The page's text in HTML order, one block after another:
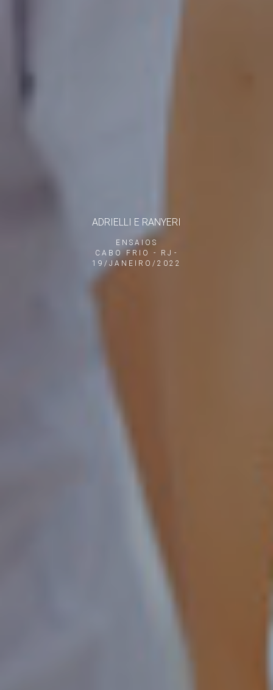
ENSAIOS
CABO FRIO - RJ
19/JANEIRO/2022
ADRIELLI E RANYERI